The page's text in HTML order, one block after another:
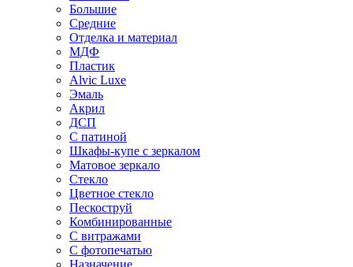
Большие
Средние
Отделка и материал
МДФ
Пластик
Alvic Luxe
Эмаль
Акрил
ДСП
С патиной
Шкафы-купе с зеркалом
Матовое зеркало
Стекло
Цветное стекло
Пескоструй
Комбинированные
С витражами
С фотопечатью
Назначение